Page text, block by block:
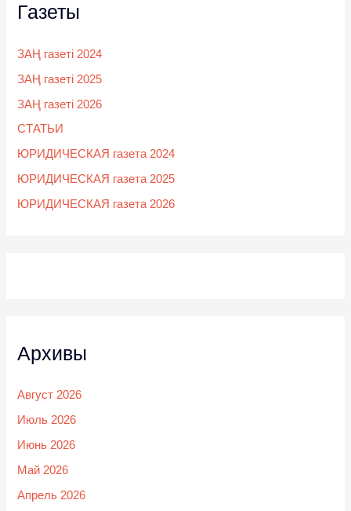
Газеты
ЗАҢ газеті 2024
ЗАҢ газеті 2025
ЗАҢ газеті 2026
СТАТЬИ
ЮРИДИЧЕСКАЯ газета 2024
ЮРИДИЧЕСКАЯ газета 2025
ЮРИДИЧЕСКАЯ газета 2026
Архивы
Август 2026
Июль 2026
Июнь 2026
Май 2026
Апрель 2026